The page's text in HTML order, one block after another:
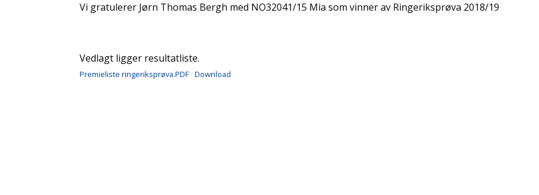
Vi gratulerer Jørn Thomas Bergh med NO32041/15 Mia som vinner av Ringeriksprøva 2018/19
Vedlagt ligger resultatliste.
Premieliste ringeriksprøva.PDF Download